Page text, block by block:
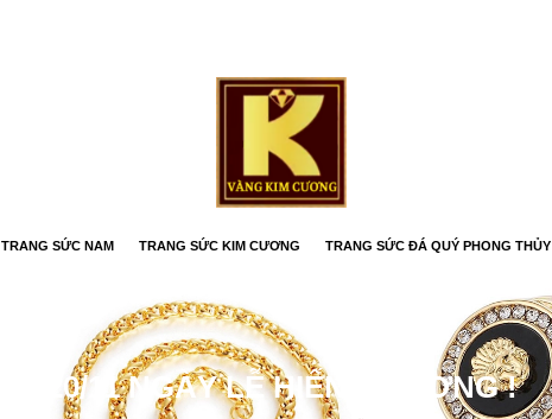
TRANG SỨC NAM TRANG SỨC KIM CƯƠNG TRANG SỨC ĐÁ QUÝ PHONG THỦY
20/11 NGÀY LỄ HIẾN CHƯƠNG !